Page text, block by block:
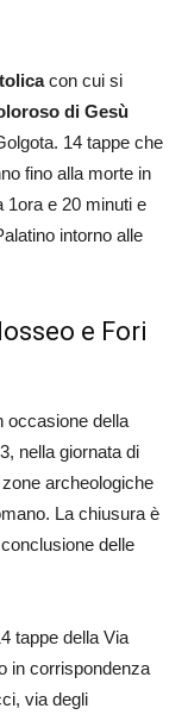
con cui si
di Gesù
14 tappe che
fino alla morte in
1ora e 20 minuti e
intorno alle
e Fori
occasione della
nella giornata di
archeologiche
La chiusura è
delle
tappe della Via
in corrispondenza
via degli